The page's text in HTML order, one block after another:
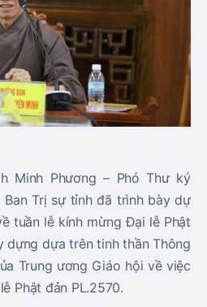
Minh Phương – Phó Thư ký
Ban Trị sự tỉnh đã trình bày dự
tuần lễ kính mừng Đại lễ Phật
dựng dựa trên tinh thần Thông
Trung ương Giáo hội về việc
Phật đản PL.2570.